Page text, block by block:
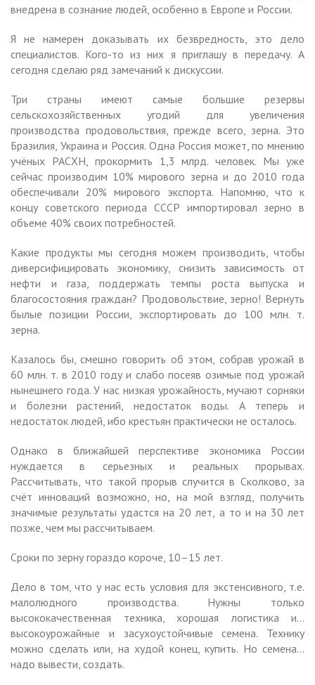
внедрена в сознание людей, особенно в Европе и России.
Я не намерен доказывать их безвредность, это дело
специалистов. Кого-то из них я приглашу в передачу. А
сегодня сделаю ряд замечаний к дискуссии.
Три страны имеют самые большие резервы
сельскохозяйственных угодий для увеличения
производства продовольствия, прежде всего, зерна. Это
Бразилия, Украина и Россия. Одна Россия может, по мнению
учёных РАСХН, прокормить 1,3 млрд. человек. Мы уже
сейчас производим 10% мирового зерна и до 2010 года
обеспечивали 20% мирового экспорта. Напомню, что к
концу советского периода СССР импортировал зерно в
объеме 40% своих потребностей.
Какие продукты мы сегодня можем производить, чтобы
диверсифицировать экономику, снизить зависимость от
нефти и газа, поддержать темпы роста выпуска и
благосостояния граждан? Продовольствие, зерно! Вернуть
былые позиции России, экспортировать до 100 млн. т.
зерна.
Казалось бы, смешно говорить об этом, собрав урожай в
60 млн. т. в 2010 году и слабо посеяв озимые под урожай
нынешнего года. У нас низкая урожайность, мучают сорняки
и болезни растений, недостаток воды. А теперь и
недостаток людей, ибо крестьян практически не осталось.
Однако в ближайшей перспективе экономика России
нуждается в серьезных и реальных прорывах.
Рассчитывать, что такой прорыв случится в Сколково, за
счёт инноваций возможно, но, на мой взгляд, получить
значимые результаты удастся на 20 лет, а то и на 30 лет
позже, чем мы рассчитываем.
Сроки по зерну гораздо короче, 10–15 лет.
Дело в том, что у нас есть условия для экстенсивного, т.е.
малолюдного производства. Нужны только
высококачественная техника, хорошая логистика и…
высокоурожайные и засухоустойчивые семена. Технику
можно сделать или, на худой конец, купить. Но семена…
надо вывести, создать.